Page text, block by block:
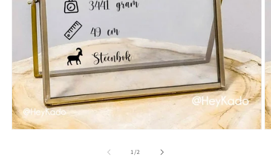
1/van
2